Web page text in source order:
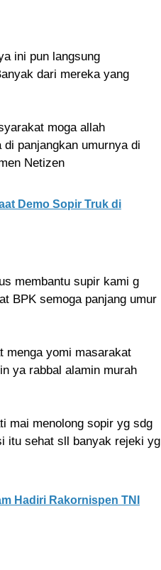
ini pun langsung
dari mereka yang
moga allah
panjangkan umurnya di
Netizen
Demo Sopir Truk di
membantu supir kami g
BPK semoga panjang umur
menga yomi masarakat
ya rabbal alamin murah
menolong sopir yg sdg
itu sehat sll banyak rejeki yg
Hadiri Rakornispen TNI